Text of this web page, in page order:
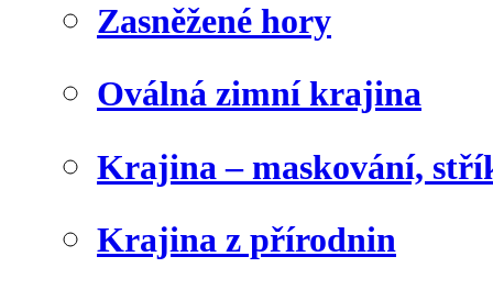
Zasněžené hory
Oválná zimní krajina
Krajina – maskování,
Krajina z přírodnin